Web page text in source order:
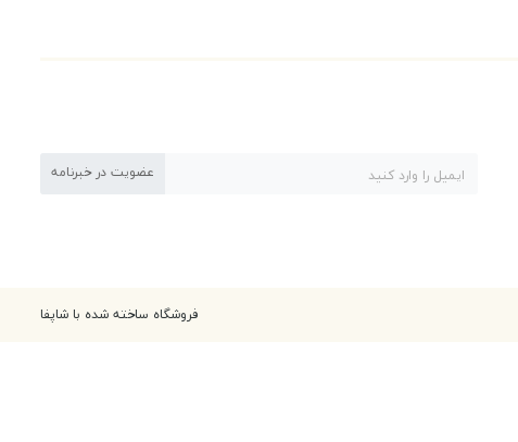
عضویت در خبرنامه
فروشگاه ساخته شده با شاپفا